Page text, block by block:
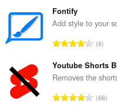
y
h
e
e
s
i
i
a
y
h
Fontify
Add style to your
A
v
i
i
6
Youtube Shorts
Removes the
A66